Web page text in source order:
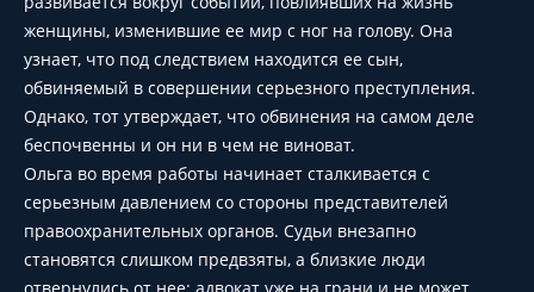
женщины, изменившие ее мир с ног на голову. Она
узнает, что под следствием находится ее сын,
обвиняемый в совершении серьезного преступления.
Однако, тот утверждает, что обвинения на самом деле
беспочвенны и он ни в чем не виноват.
Ольга во время работы начинает сталкивается с
серьезным давлением со стороны представителей
правоохранительных органов. Судьи внезапно
становятся слишком предвзяты, а близкие люди